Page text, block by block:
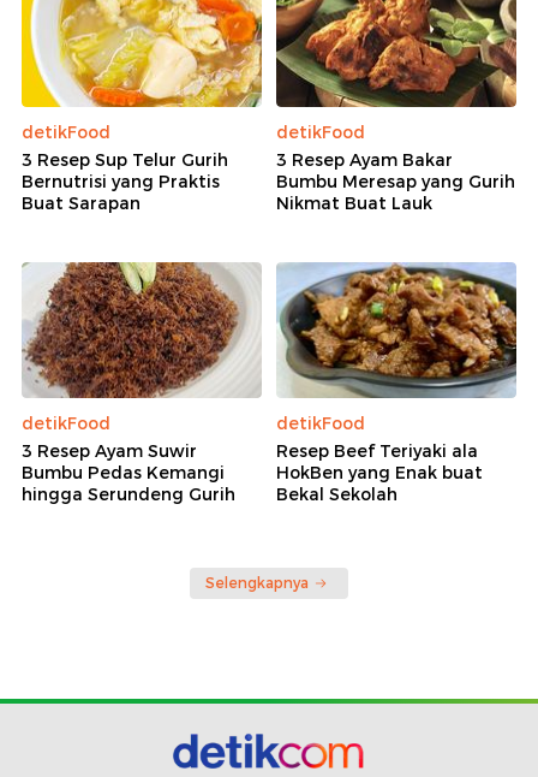
detikFood
3 Resep Sup Telur Gurih
Bernutrisi yang Praktis
Buat Sarapan
detikFood
3 Resep Ayam Bakar
Bumbu Meresap yang Gurih
Nikmat Buat Lauk
detikFood
3 Resep Ayam Suwir
Bumbu Pedas Kemangi
hingga Serundeng Gurih
detikFood
Resep Beef Teriyaki ala
HokBen yang Enak buat
Bekal Sekolah
Selengkapnya